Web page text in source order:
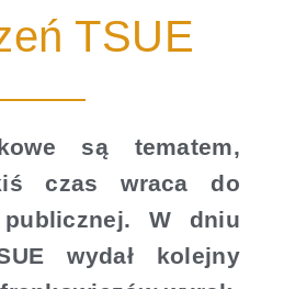
TSUE
są tematem,
czas wraca do
publicznej. W dniu
wydał kolejny